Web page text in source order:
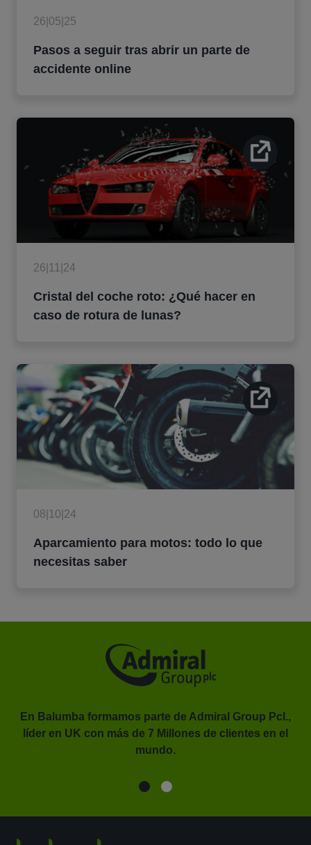
26|05|25
Pasos a seguir tras abrir un parte de
accidente online
26|11|24
Cristal del coche roto: ¿Qué hacer en
caso de rotura de lunas?
08|10|24
Aparcamiento para motos: todo lo que
necesitas saber
En Balumba formamos parte de Admiral Group Pcl.,
líder en UK con más de 7 Millones de clientes en el
mundo.